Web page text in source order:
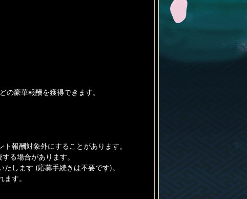
豪華報酬を獲得できます。
報酬対象外にすることがあります。
る場合があります。
します (応募手続きは不要です)。
す。